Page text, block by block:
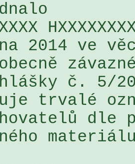
2014 ve
č. 5/
trvalé